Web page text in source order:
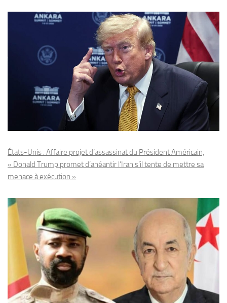
États-Unis : Affaire projet d’assassinat du Président Américain,
« Donald Trump promet d’anéantir l’Iran s’il tente de mettre sa
menace à exécution »